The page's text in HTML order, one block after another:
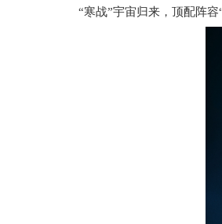
“寒战”宇宙归来，顶配阵